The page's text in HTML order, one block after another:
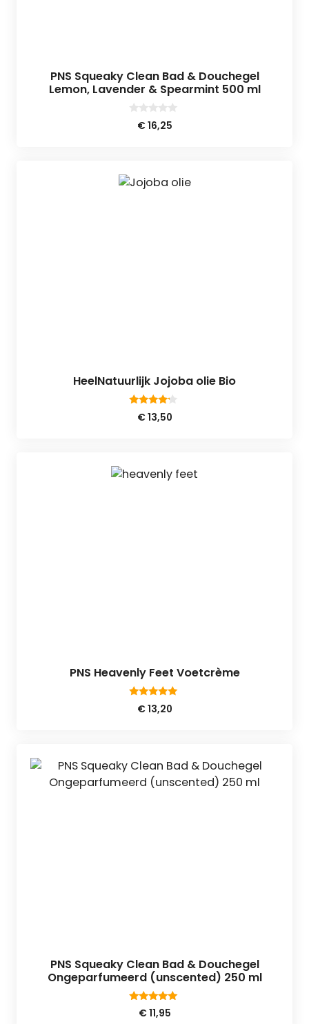
PNS Squeaky Clean Bad & Douchegel
Lemon, Lavender & Spearmint 500 ml
€16,25
HeelNatuurlijk Jojoba olie Bio
4.00
van 5
€13,50
PNS Heavenly Feet Voetcrème
5.00
van 5
€13,20
PNS Squeaky Clean Bad & Douchegel
Ongeparfumeerd (unscented) 250 ml
4.75
van 5
€11,95